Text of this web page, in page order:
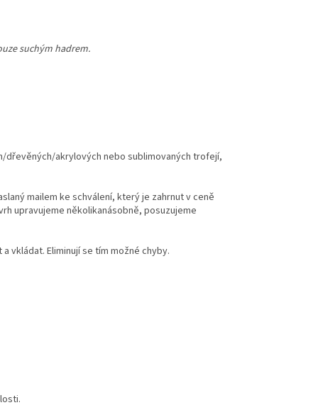
suchým hadrem.
akrylových nebo sublimovaných trofejí,
mailem ke schválení, který je zahrnut v ceně
upravujeme několikanásobně, posuzujeme
vkládat. Eliminují se tím možné chyby.